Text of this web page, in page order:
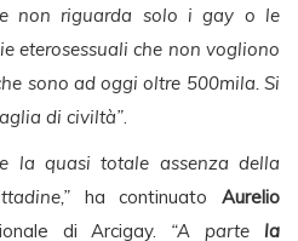
non riguarda solo i gay o le
eterosessuali che non vogliono
sono ad oggi oltre 500mila. Si
di civiltà”.
la quasi totale assenza della
ha continuato Aurelio
di Arcigay. “A partela